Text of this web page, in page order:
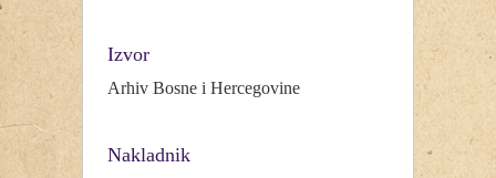
Izvor
Arhiv Bosne i Hercegovine
Nakladnik